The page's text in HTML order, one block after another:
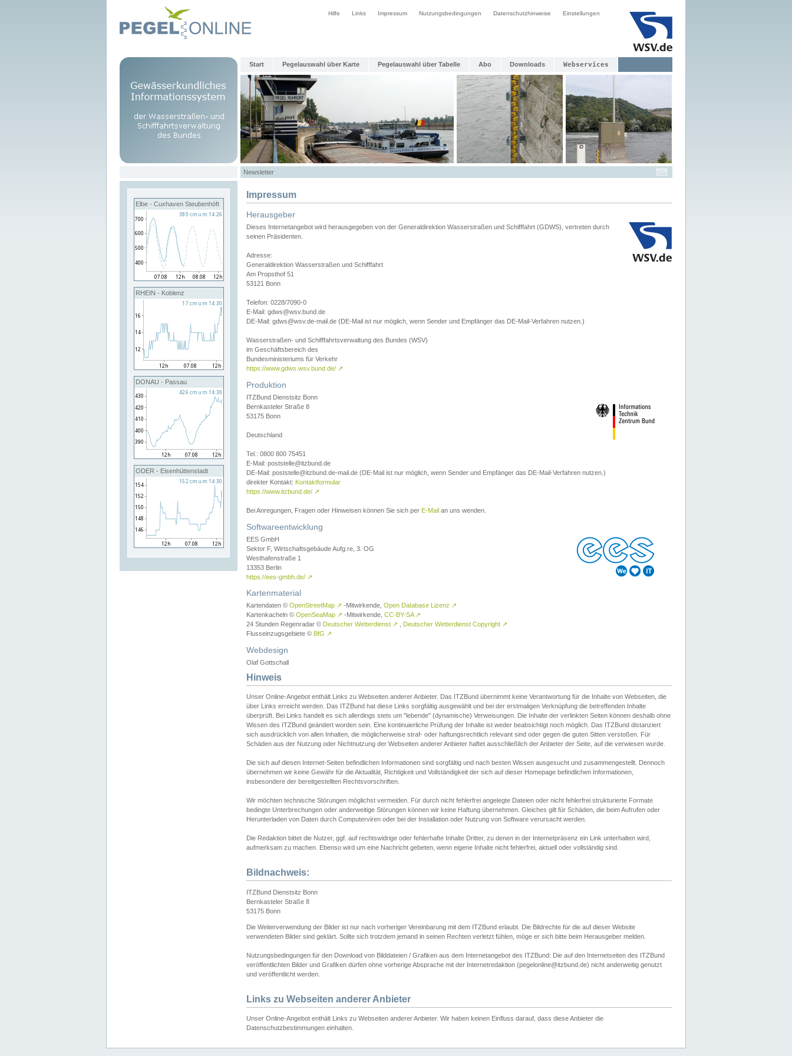
Hilfe Links Impressum Nutzungsbedingungen Datenschutzhinweise Einstellungen
Start Pegelauswahl über Karte Pegelauswahl über Tabelle Abo Downloads Webservices
Newsletter
Elbe - Cuxhaven Steubenhöft
RHEIN - Koblenz
DONAU - Passau
ODER - Eisenhüttenstadt
Impressum
Herausgeber
Dieses Internetangebot wird herausgegeben von der Generaldirektion Wasserstraßen und Schifffahrt (GDWS), vertreten durch
seinen Präsidenten.
Adresse:
Generaldirektion Wasserstraßen und Schifffahrt
Am Propsthof 51
53121 Bonn
Telefon: 0228/7090-0
E-Mail: gdws@wsv.bund.de
DE-Mail: gdws@wsv.de-mail.de (DE-Mail ist nur möglich, wenn Sender und Empfänger das DE-Mail-Verfahren nutzen.)
Wasserstraßen- und Schifffahrtsverwaltung des Bundes (WSV)
im Geschäftsbereich des
Bundesministeriums für Verkehr
https://www.gdws.wsv.bund.de/ ↗
Produktion
ITZBund Dienstsitz Bonn
Bernkasteler Straße 8
53175 Bonn
Deutschland
Tel.: 0800 800 75451
E-Mail: poststelle@itzbund.de
DE-Mail: poststelle@itzbund.de-mail.de (DE-Mail ist nur möglich, wenn Sender und Empfänger das DE-Mail-Verfahren nutzen.)
direkter Kontakt: Kontaktformular
https://www.itzbund.de/ ↗
Bei Anregungen, Fragen oder Hinweisen können Sie sich per E-Mail an uns wenden.
Softwareentwicklung
EES GmbH
Sektor F, Wirtschaftsgebäude Aufg.re, 3. OG
Westhafenstraße 1
13353 Berlin
https://ees-gmbh.de/ ↗
Kartenmaterial
Kartendaten © OpenStreetMap ↗ -Mitwirkende, Open Database Lizenz ↗
Kartenkacheln © OpenSeaMap ↗ -Mitwirkende, CC-BY-SA ↗
24 Stunden Regenradar © Deutscher Wetterdienst ↗ Deutscher Wetterdienst Copyright ↗
Flusseinzugsgebiete © BfG ↗
Webdesign
Olaf Gottschall
Hinweis
Unser Online-Angebot enthält Links zu Webseiten anderer Anbieter. Das ITZBund übernimmt keine Verantwortung für die Inhalte von Webseiten, die
über Links erreicht werden. Das ITZBund hat diese Links sorgfältig ausgewählt und bei der erstmaligen Verknüpfung die betreffenden Inhalte
überprüft. Bei Links handelt es sich allerdings stets um "lebende" (dynamische) Verweisungen. Die Inhalte der verlinkten Seiten können deshalb ohne
Wissen des ITZBund geändert worden sein. Eine kontinuierliche Prüfung der Inhalte ist weder beabsichtigt noch möglich. Das ITZBund distanziert
sich ausdrücklich von allen Inhalten, die möglicherweise straf- oder haftungsrechtlich relevant sind oder gegen die guten Sitten verstoßen. Für
Schäden aus der Nutzung oder Nichtnutzung der Webseiten anderer Anbieter haftet ausschließlich der Anbieter der Seite, auf die verwiesen wurde.
Die sich auf diesen Internet-Seiten befindlichen Informationen sind sorgfältig und nach besten Wissen ausgesucht und zusammengestellt. Dennoch
übernehmen wir keine Gewähr für die Aktualität, Richtigkeit und Vollständigkeit der sich auf dieser Homepage befindlichen Informationen,
insbesondere der bereitgestellten Rechtsvorschriften.
Wir möchten technische Störungen möglichst vermeiden. Für durch nicht fehlerfrei angelegte Dateien oder nicht fehlerfrei strukturierte Formate
bedingte Unterbrechungen oder anderweitige Störungen können wir keine Haftung übernehmen. Gleiches gilt für Schäden, die beim Aufrufen oder
Herunterladen von Daten durch Computerviren oder bei der Installation oder Nutzung von Software verursacht werden.
Die Redaktion bittet die Nutzer, ggf. auf rechtswidrige oder fehlerhafte Inhalte Dritter, zu denen in der Internetpräsenz ein Link unterhalten wird,
aufmerksam zu machen. Ebenso wird um eine Nachricht gebeten, wenn eigene Inhalte nicht fehlerfrei, aktuell oder vollständig sind.
Bildnachweis:
ITZBund Dienstsitz Bonn
Bernkasteler Straße 8
53175 Bonn
Die Weiterverwendung der Bilder ist nur nach vorheriger Vereinbarung mit dem ITZBund erlaubt. Die Bildrechte für die auf dieser Website
verwendeten Bilder sind geklärt. Sollte sich trotzdem jemand in seinen Rechten verletzt fühlen, möge er sich bitte beim Herausgeber melden.
Nutzungsbedingungen für den Download von Bilddateien / Grafiken aus dem Internetangebot des ITZBund: Die auf den Internetseiten des ITZBund
veröffentlichten Bilder und Grafiken dürfen ohne vorherige Absprache mit der Internetredaktion (pegelonline@itzbund.de) nicht anderweitig genutzt
und veröffentlicht werden.
Links zu Webseiten anderer Anbieter
Unser Online-Angebot enthält Links zu Webseiten anderer Anbieter. Wir haben keinen Einfluss darauf, dass diese Anbieter die
Datenschutzbestimmungen einhalten.